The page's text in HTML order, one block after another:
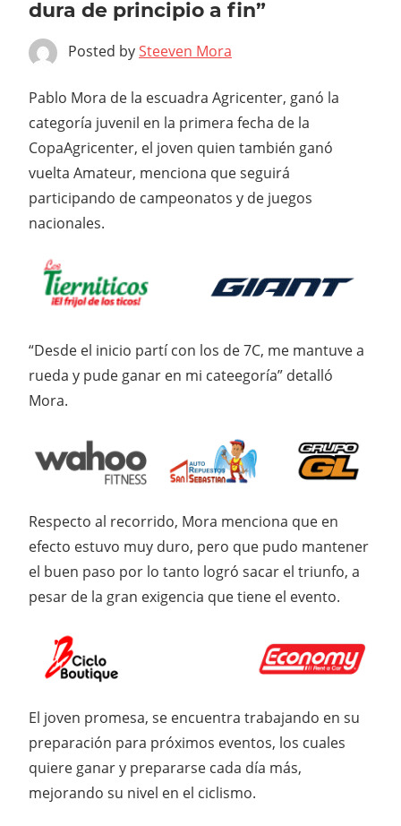
dura de principio a fin”
Posted bySteeven Mora
Pablo Mora de la escuadra Agricenter, ganó la
categoría juvenil en la primera fecha de la
CopaAgricenter, el joven quien también ganó
vuelta Amateur, menciona que seguirá
participando de campeonatos y de juegos
nacionales.
“Desde el inicio partí con los de 7C, me mantuve a
rueda y pude ganar en mi cateegoría” detalló
Mora.
Respecto al recorrido, Mora menciona que en
efecto estuvo muy duro, pero que pudo mantener
el buen paso por lo tanto logró sacar el triunfo, a
pesar de la gran exigencia que tiene el evento.
El joven promesa, se encuentra trabajando en su
preparación para próximos eventos, los cuales
quiere ganar y prepararse cada día más,
mejorando su nivel en el ciclismo.